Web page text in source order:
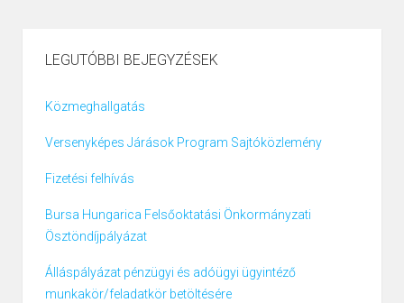
LEGUTÓBBI BEJEGYZÉSEK
Közmeghallgatás
Versenyképes Járások Program Sajtóközlemény
Fizetési felhívás
Bursa Hungarica Felsőoktatási Önkormányzati
Ösztöndíjpályázat
Álláspályázat pénzügyi és adóügyi ügyintéző
munkakör/feladatkör betöltésére